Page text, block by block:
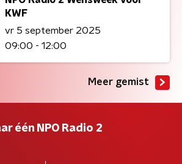
KWF
vr 5 september 2025
09:00 - 12:00
Meer gemist
één NPO Radio 2